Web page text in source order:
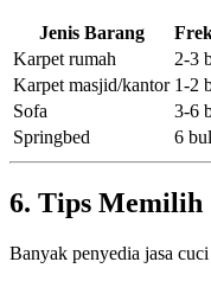
Jenis Barang
Karpet rumah
2-3
Karpet masjid/kantor 1-2
Sofa
3-6
Springbed
6
6. Tips Memilih
Banyak penyedia jasa